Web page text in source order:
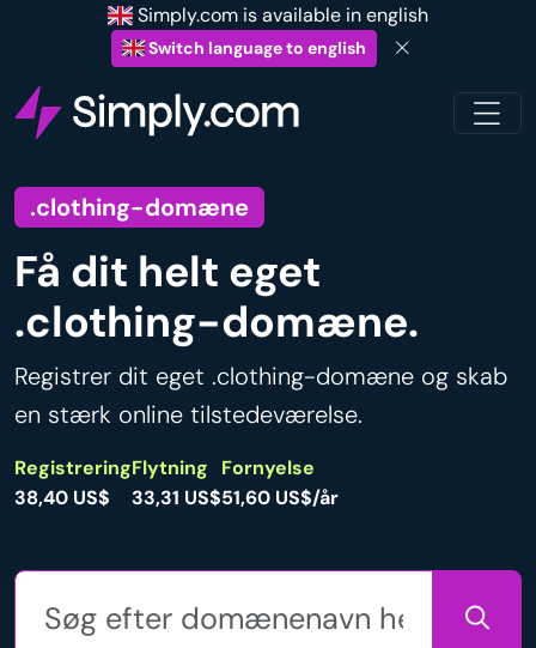
Simply.com is available in english
Switch language to english
.clothing-domæne
Få dit helt eget
.clothing-domæne.
Registrer dit eget .clothing-domæne og skab
en stærk online tilstedeværelse.
Registrering
38,40 US$
Flytning
33,31 US$
Fornyelse
51,60 US$/år